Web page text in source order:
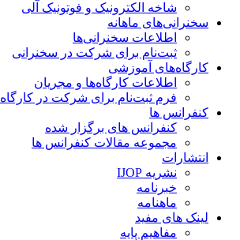
شاخه‌ الکترونیک و فوتونیک آلی
سخنرانی‌های ماهانه
اطلاعات سخنرانی‌‌ها
ثبت‌نام برای شرکت در سخنرانی
کارگاه‌های آموزشی
اطلاعات کارگاه‌ها و مجریان
فرم ثبت‌نام برای شرکت در کارگاه
کنفرانس ها
کنفرانس های برگزار شده
مجموعه مقالات کنفرانس ها
انتشارات
نشریه IJOP
خبرنامه
ماهنامه
لینک های مفید
مفاهیم پایه